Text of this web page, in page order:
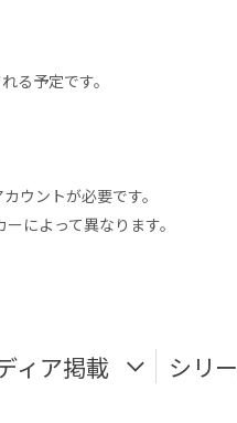
る予定です。
ウントが必要です。
によって異なります。
ィア掲載 シリ